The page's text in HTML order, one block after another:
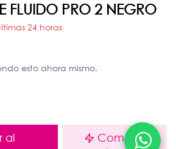
FLUIDO PRO 2 NEGRO
24 horas
esto ahora mismo.
al
Comprar